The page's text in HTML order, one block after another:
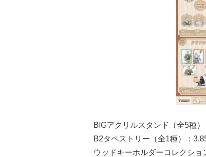
BIGアクリルスタンド（全5種）
B2タペストリー（全1種）：
ウッドキーホルダーコレクシ